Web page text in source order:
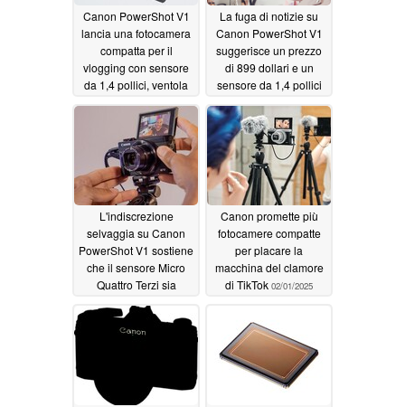
Canon PowerShot V1
lancia una fotocamera
compatta per il
vlogging con sensore
da 1,4 pollici, ventola
di raffreddamento per
video estesi in 4K
60fps02/21/2025
La fuga di notizie su
Canon PowerShot V1
suggerisce un prezzo
di 899 dollari e un
sensore da 1,4 pollici
poco ortodosso per la
fotocamera compatta
ibrida02/18/2025
L'indiscrezione
selvaggia su Canon
PowerShot V1 sostiene
che il sensore Micro
Quattro Terzi sia
destinato alla nuova
videocamera compatta
02/05/2025
Canon promette più
fotocamere compatte
per placare la
macchina del clamore
di TikTok 02/01/2025